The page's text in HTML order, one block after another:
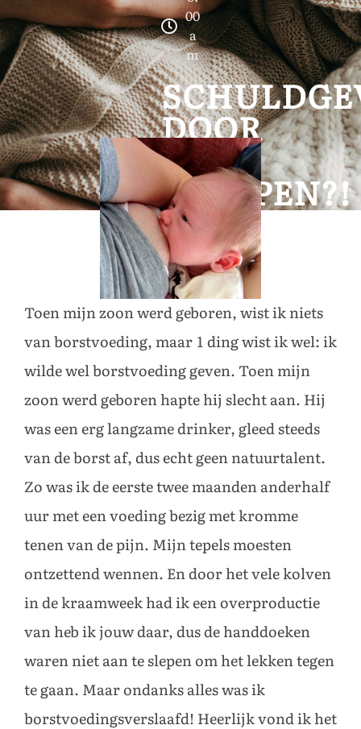
00
a
m
DOOR
TE
STOPPEN?!
Toen mijn zoon werd geboren, wist ik niets
van borstvoeding, maar 1 ding wist ik wel: ik
wilde wel borstvoeding geven. Toen mijn
zoon werd geboren hapte hij slecht aan. Hij
was een erg langzame drinker, gleed steeds
van de borst af, dus echt geen natuurtalent.
Zo was ik de eerste twee maanden anderhalf
uur met een voeding bezig met kromme
tenen van de pijn. Mijn tepels moesten
ontzettend wennen. En door het vele kolven
in de kraamweek had ik een overproductie
van heb ik jouw daar, dus de handdoeken
waren niet aan te slepen om het lekken tegen
te gaan. Maar ondanks alles was ik
borstvoedingsverslaafd! Heerlijk vond ik het